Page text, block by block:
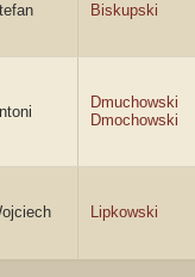
Biskupski
Dmuchowski
Dmochowski
Lipkowski